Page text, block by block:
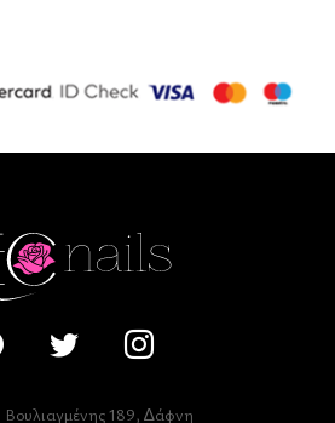
Βουλιαγµένης 189, ∆άφνη